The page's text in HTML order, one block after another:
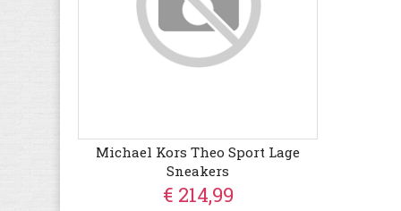
Michael Kors Theo Sport Lage
Sneakers
€ 214,99